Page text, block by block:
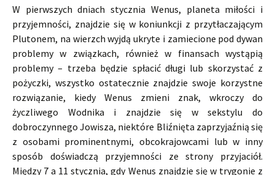
W pierwszych dniach stycznia Wenus, planeta miłości i
przyjemności, znajdzie się w koniunkcji z przytłaczającym
Plutonem, na wierzch wyjdą ukryte i zamiecione pod dywan
problemy w związkach, również w finansach wystąpią
problemy – trzeba będzie spłacić długi lub skorzystać z
pożyczki, wszystko ostatecznie znajdzie swoje korzystne
rozwiązanie, kiedy Wenus zmieni znak, wkroczy do
życzliwego Wodnika i znajdzie się w sekstylu do
dobroczynnego Jowisza, niektóre Bliźnięta zaprzyjaźnią się
z osobami prominentnymi, obcokrajowcami lub w inny
sposób doświadczą przyjemności ze strony przyjaciół.
Między 7 a 11 stycznia, gdy Wenus znajdzie się w trygonie z